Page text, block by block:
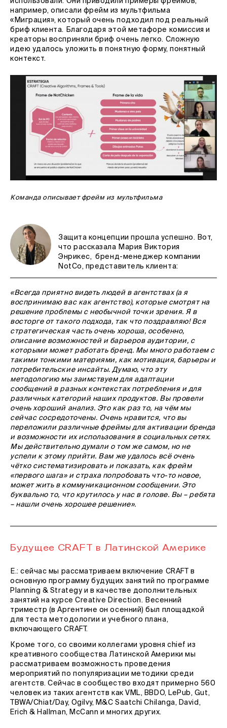
например, описали фрейм из мультфильма
«Миграция», который очень подходил под реальный
бриф клиента. Благодаря этой метафоре комиссия и
креаторы восприняли бриф очень легко. Сложную
идею удалось уложить в понятную форму, понятный
контекст.
Команда описывает фрейм из мультфильма
Защита концепции прошла успешно. Вот,
что рассказала Мария Виктория
Энрикес, бренд-менеджер компании
NotCo, представитель клиента:
«Всегда приятно видеть людей в агентствах (а я
воспринимаю вас как агентство), которые смотрят на
решение проблемы с необычной точки зрения. Я в
восторге от такого подхода, так что поздравляю! Вся
стратегическая часть очень хороша, особенно,
описание возможностей и барьеров аудитории, с
которыми может работать бренд. Мы много работаем с
такими тонкими материями, как мотивация, барьеры и
потребительские инсайты. Думаю, что эту
методологию мы заимствуем для адаптации
сообщений в разных контекстах потребления и для
различных категорий наших продуктов. Вы провели
очень хороший анализ. Это как раз то, на чём мы
сейчас сосредоточены. Очень нравится, что вы
переложили различные фреймы для активации бренда
и возможности их использования в социальных сетях.
Мы действительно думали о том же самом, но не
успели к этому прийти. Вам же удалось всё очень
чётко систематизировать и показать, как фрейм
«первого шага» и страха попробовать что-то новое,
может жить в коммуникационном сообщении. Это
буквально то, что крутилось у нас в голове. Вы – ребята
– нашли очень хорошее решение».
Будущее CRAFT в Латинской Америке
Е.: сейчас мы рассматриваем включение CRAFT в
основную программу будущих занятий по программе
Planning & Strategy и в качестве дополнительных
занятий на курсе Creative Direction. Весенний
триместр (в Аргентине он осенний) был площадкой
для теста методологии и учебного плана,
включающего CRAFT.
Кроме того, со своими коллегами уровня chief из
креативного сообщества Латинской Америки мы
рассматриваем возможность проведения
мероприятий по популяризации методики среди
агентств. Сейчас в сообщество входят примерно 560
человек из таких агентств как VML, BBDO, LePub, Gut,
TBWA/Chiat/Day, Ogilvy, M&C Saatchi Chilanga, David,
Erich & Hallman, McCann и многих других.